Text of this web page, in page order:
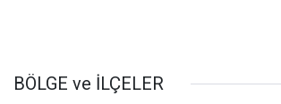
BÖLGE ve İLÇELER